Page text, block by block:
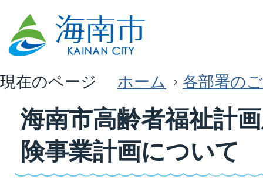
現在のページ ホーム 各部署の
海南市高齢者福祉計
険事業計画について